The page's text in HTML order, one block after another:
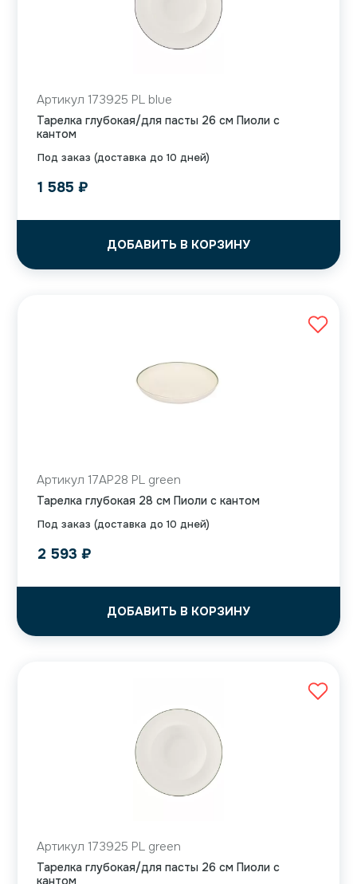
Под заказ (доставка до 10 дней)
Артикул 173925 PL blue
Тарелка глубокая/для пасты 26 см Пиоли с
кантом
1 585 ₽
ДОБАВИТЬ В КОРЗИНУ
Под заказ (доставка до 10 дней)
Артикул 17AP28 PL green
Тарелка глубокая 28 см Пиоли с кантом
2 593 ₽
ДОБАВИТЬ В КОРЗИНУ
Артикул 173925 PL green
Тарелка глубокая/для пасты 26 см Пиоли с
кантом